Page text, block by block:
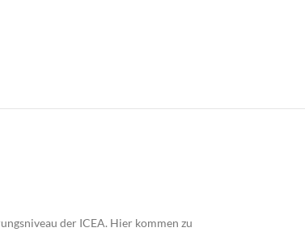
der ICEA. Hier kommen zu